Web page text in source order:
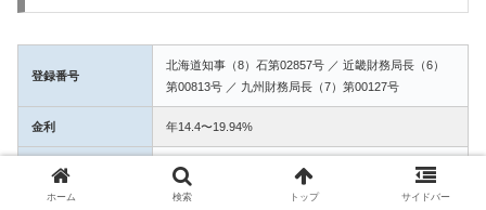
登録番号
北海道知事（8）石第02857号 ／ 近畿財務局長（6）
第00813号 ／ 九州財務局長（7）第00127号
金利 年14.4〜19.94%
融資額 1万〜50万円
ホーム 検索 トップ サイドバー